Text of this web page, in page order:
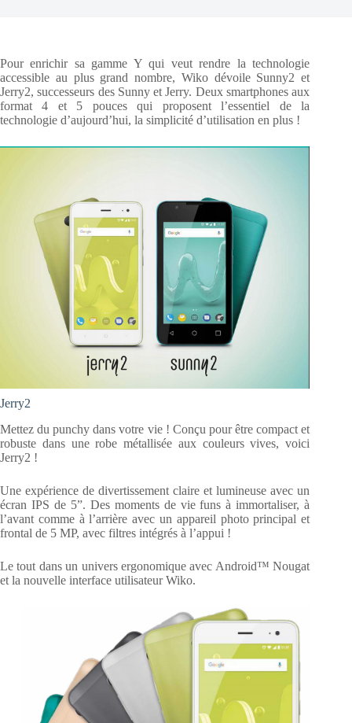
Pour enrichir sa gamme Y qui veut rendre la technologie
accessible au plus grand nombre, Wiko dévoile Sunny2 et
Jerry2, successeurs des Sunny et Jerry. Deux smartphones aux
format 4 et 5 pouces qui proposent l’essentiel de la
technologie d’aujourd’hui, la simplicité d’utilisation en plus !
Jerry2
Mettez du punchy dans votre vie ! Conçu pour être compact et
robuste dans une robe métallisée aux couleurs vives, voici
Jerry2 !
Une expérience de divertissement claire et lumineuse avec un
écran IPS de 5”. Des moments de vie funs à immortaliser, à
l’avant comme à l’arrière avec un appareil photo principal et
frontal de 5 MP, avec filtres intégrés à l’appui !
Le tout dans un univers ergonomique avec Android™ Nougat
et la nouvelle interface utilisateur Wiko.